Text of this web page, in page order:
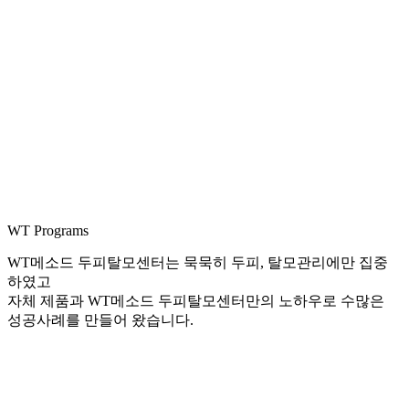
WT Programs
WT메소드 두피탈모센터는 묵묵히 두피, 탈모관리에만 집중
하였고
자체 제품과 WT메소드 두피탈모센터만의 노하우로 수많은
성공사례를 만들어 왔습니다.